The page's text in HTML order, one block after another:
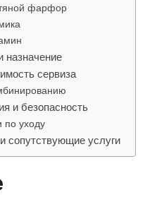
фарфор
сервиза
и безопасность
по уходу
сопутствующие услуги